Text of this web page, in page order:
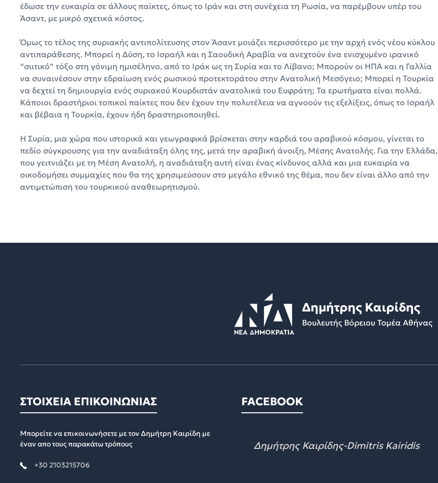
έδωσε την ευκαιρία σε άλλους παίκτες, όπως το Ιράν και στη συνέχεια τη Ρωσία, να παρέμβουν υπέρ του
Άσαντ, με μικρό σχετικά κόστος.
Όμως το τέλος της συριακής αντιπολίτευσης στον Άσαντ μοιάζει περισσότερο με την αρχή ενός νέου κύκλου
αντιπαράθεσης. Μπορεί η Δύση, το Ισραήλ και η Σαουδική Αραβία να ανεχτούν ένα ενισχυμένο ιρανικό
“σιιτικό” τόξο στη γόνιμη ημισέληνο, από το Ιράκ ως τη Συρία και το Λίβανο; Μπορούν οι ΗΠΑ και η Γαλλία
να συναινέσουν στην εδραίωση ενός ρωσικού προτεκτοράτου στην Ανατολική Μεσόγειο; Μπορεί η Τουρκία
να δεχτεί τη δημιουργία ενός συριακού Κουρδιστάν ανατολικά του Ευφράτη; Τα ερωτήματα είναι πολλά.
Κάποιοι δραστήριοι τοπικοί παίκτες που δεν έχουν την πολυτέλεια να αγνοούν τις εξελίξεις, όπως το Ισραήλ
και βέβαια η Τουρκία, έχουν ήδη δραστηριοποιηθεί.
Η Συρία, μια χώρα που ιστορικά και γεωγραφικά βρίσκεται στην καρδιά του αραβικού κόσμου, γίνεται το
πεδίο σύγκρουσης για την αναδιάταξη όλης της, μετά την αραβική άνοιξη, Μέσης Ανατολής. Για την Ελλάδα,
που γειτνιάζει με τη Μέση Ανατολή, η αναδιάταξη αυτή είναι ένας κίνδυνος αλλά και μια ευκαιρία να
οικοδομήσει συμμαχίες που θα της χρησιμεύσουν στο μεγάλο εθνικό της θέμα, που δεν είναι άλλο από την
αντιμετώπιση του τουρκικού αναθεωρητισμού.
Δημήτρης Καιρίδης
Βουλευτής Βόρειου Τομέα Αθήνας
ΣΤΟΙΧΕΙΑ ΕΠΙΚΟΙΝΩΝΙΑΣ
Μπορείτε να επικοινωνήσετε με τον Δημήτρη Καιρίδη με
έναν απο τους παρακάτω τρόπους
+30 2103215706
FACEBOOK
Δημήτρης Καιρίδης-Dimitris Kairidis